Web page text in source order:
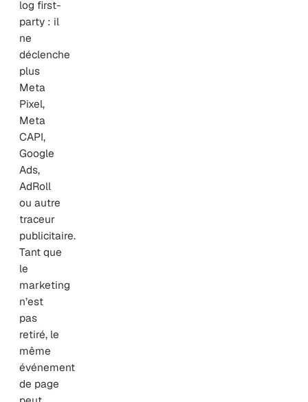
log first-
party : il
ne
déclenche
plus
Meta
Pixel,
Meta
CAPI,
Google
Ads,
AdRoll
ou autre
traceur
publicitaire.
Tant que
le
marketing
n’est
pas
retiré, le
même
événement
de page